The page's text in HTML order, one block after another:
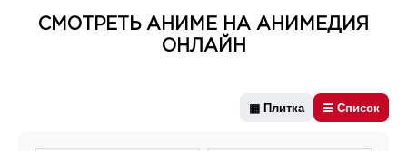
СМОТРЕТЬ АНИМЕ НА АНИМЕДИЯ
ОНЛАЙН
▦ Плитка ☰ Список